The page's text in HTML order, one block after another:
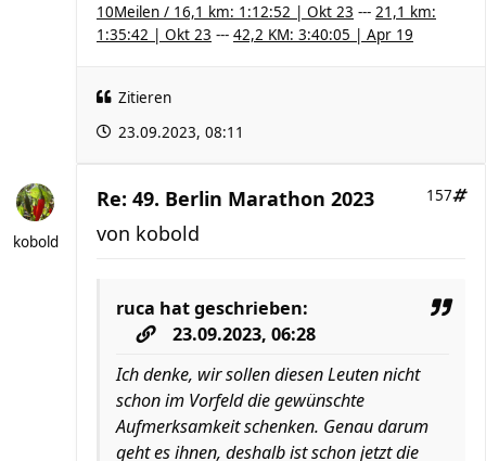
10Meilen / 16,1 km: 1:12:52 | Okt 23 --- 21,1 km:
1:35:42 | Okt 23 --- 42,2 KM: 3:40:05 | Apr 19
Zitieren
23.09.2023, 08:11
kobold
Re: 49. Berlin Marathon 2023 157
von kobold
ruca hat geschrieben:
23.09.2023, 06:28
Ich denke, wir sollen diesen Leuten nicht
schon im Vorfeld die gewünschte
Aufmerksamkeit schenken. Genau darum
geht es ihnen, deshalb ist schon jetzt die